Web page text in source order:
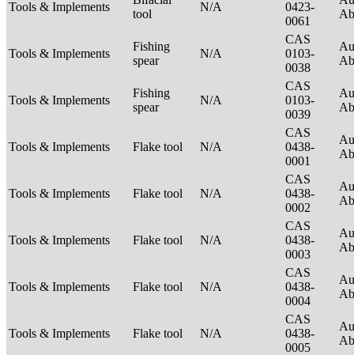
Tools & Implements
tool
N/A
0423-
0061
Tools & Implements
Fishing
spear
N/A
CAS
0103-
0038
Tools & Implements
Fishing
spear
N/A
CAS
0103-
0039
Tools & Implements Flake tool N/A
CAS
0438-
0001
Tools & Implements Flake tool N/A
CAS
0438-
0002
Tools & Implements Flake tool N/A
CAS
0438-
0003
Tools & Implements Flake tool N/A
CAS
0438-
0004
Tools & Implements Flake tool N/A
CAS
0438-
0005